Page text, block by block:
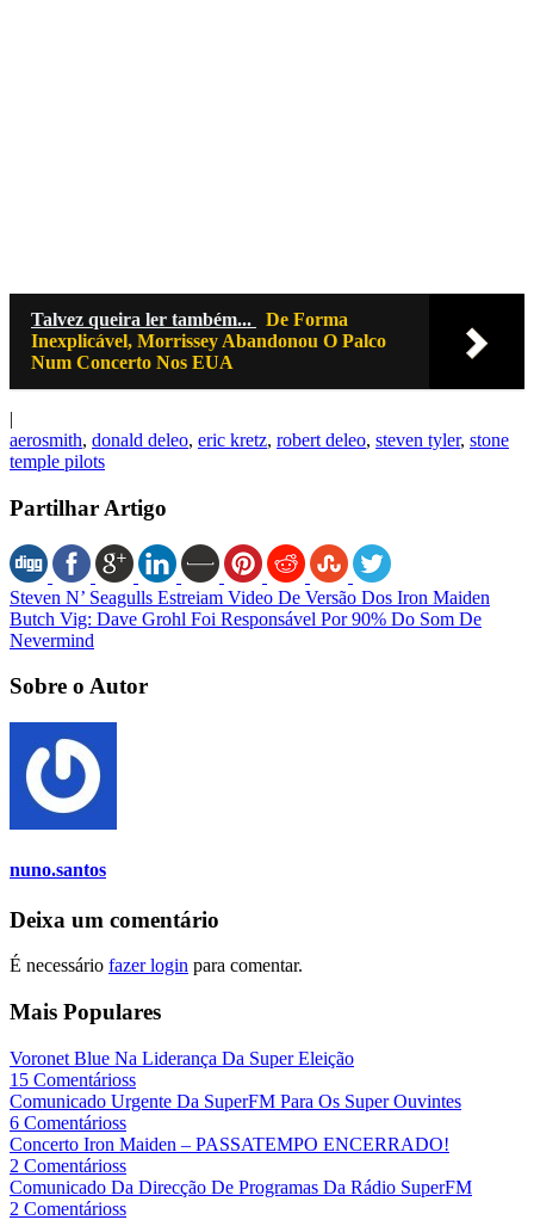
Talvez queira ler também...
De Forma
Inexplicável, Morrissey Abandonou O Palco
Num Concerto Nos EUA
|
aerosmith, donald deleo, eric kretz, robert deleo, steven tyler, stone
temple pilots
Partilhar Artigo
Steven N’ Seagulls Estreiam Video De Versão Dos Iron Maiden
Butch Vig: Dave Grohl Foi Responsável Por 90% Do Som De
Nevermind
Sobre o Autor
nuno.santos
Deixa um comentário
É necessário fazer login para comentar.
Mais Populares
Voronet Blue Na Liderança Da Super Eleição
15 Comentárioss
Comunicado Urgente Da SuperFM Para Os Super Ouvintes
6 Comentárioss
Concerto Iron Maiden – PASSATEMPO ENCERRADO!
2 Comentárioss
Comunicado Da Direcção De Programas Da Rádio SuperFM
2 Comentárioss